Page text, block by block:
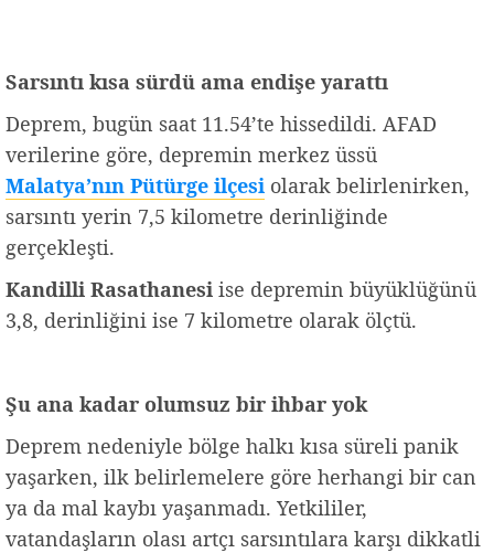
Sarsıntı kısa sürdü ama endişe yarattı
Deprem, bugün saat 11.54’te hissedildi. AFAD
verilerine göre, depremin merkez üssü
Malatya’nın Pütürge ilçesi olarak belirlenirken,
sarsıntı yerin 7,5 kilometre derinliğinde
gerçekleşti.
Kandilli Rasathanesi ise depremin büyüklüğünü
3,8, derinliğini ise 7 kilometre olarak ölçtü.
Şu ana kadar olumsuz bir ihbar yok
Deprem nedeniyle bölge halkı kısa süreli panik
yaşarken, ilk belirlemelere göre herhangi bir can
ya da mal kaybı yaşanmadı. Yetkililer,
vatandaşların olası artçı sarsıntılara karşı dikkatli